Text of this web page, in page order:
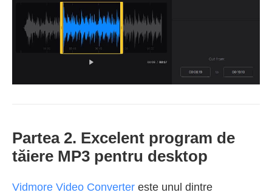
Partea 2. Excelent program de
tăiere MP3 pentru desktop
Vidmore Video Converter este unul dintre